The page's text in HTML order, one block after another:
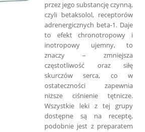
przez jego substancję czynną,
czyli betaksolol, receptorów
adrenergicznych beta-1. Daje
to efekt chronotropowy i
inotropowy ujemny, to
znaczy – zmniejsza
częstotliwość oraz siłę
skurczów serca, co w
ostateczności zapewnia
niższe ciśnienie tętnicze.
Wszystkie leki z tej grupy
dostępne są na receptę,
podobnie jest z preparatem